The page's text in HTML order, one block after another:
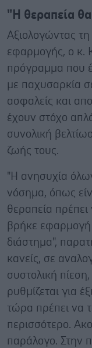
"Η θεραπεία θα
Αξιολογώντας
εφαρμογής, ο κ.
πρόγραμμα που
με παχυσαρκία
ασφαλείς και
έχουν στόχο
συνολική
ζωής τους.
"Η ανησυχία
νόσημα, όπως
θεραπεία
βρήκε εφαρμογή
διάστημα",
κανείς, σε
συστολική
ρυθμίζεται για
τώρα πρέπει να
περισσότερο.
παράλογο. Στην